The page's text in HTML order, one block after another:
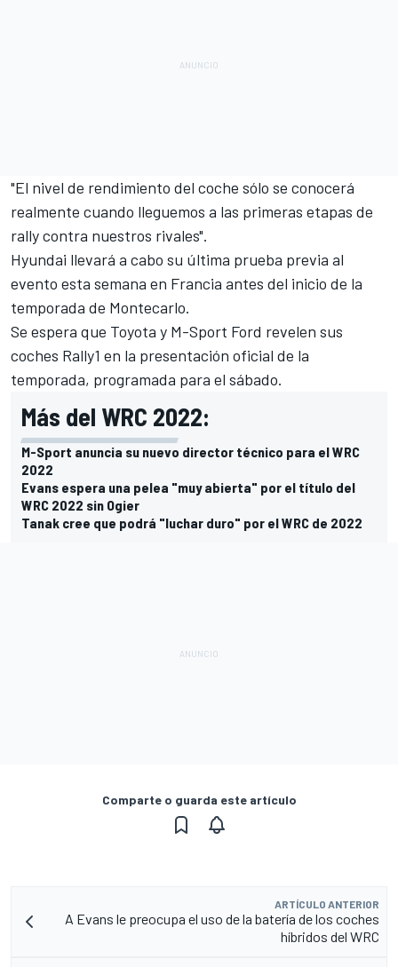
"El nivel de rendimiento del coche sólo se conocerá
realmente cuando lleguemos a las primeras etapas de
rally contra nuestros rivales".
Hyundai llevará a cabo su última prueba previa al
evento esta semana en Francia antes del inicio de la
temporada de Montecarlo.
Se espera que Toyota y M-Sport Ford revelen sus
coches Rally1 en la presentación oficial de la
temporada, programada para el sábado.
Más del WRC 2022:
M-Sport anuncia su nuevo director técnico para el WRC
2022
Evans espera una pelea "muy abierta" por el título del
WRC 2022 sin Ogier
Tanak cree que podrá "luchar duro" por el WRC de 2022
Comparte o guarda este artículo
ARTÍCULO ANTERIOR
A Evans le preocupa el uso de la batería de los coches
híbridos del WRC